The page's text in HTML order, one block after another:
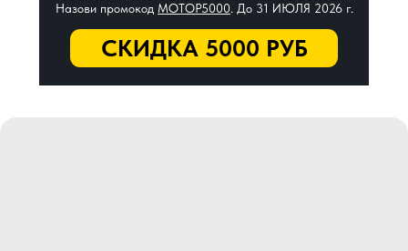
СКИДКА 5000 РУБ
Назови промокод МОТОР5000. До 31 ИЮЛЯ 2026 г.